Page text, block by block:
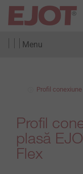
Menu
Profil
Profil
plasă
Flex